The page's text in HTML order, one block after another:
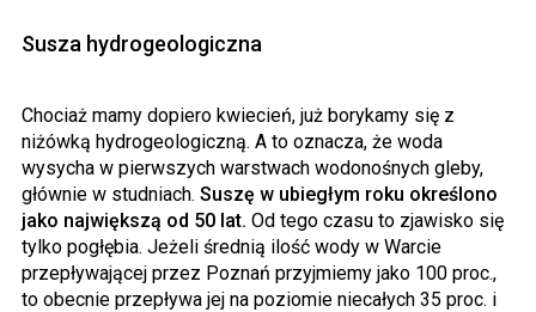
Susza hydrogeologiczna
Chociaż mamy dopiero kwiecień, już borykamy się z
niżówką hydrogeologiczną. A to oznacza, że woda
wysycha w pierwszych warstwach wodonośnych gleby,
głównie w studniach. Suszę w ubiegłym roku określono
jako największą od 50 lat. Od tego czasu to zjawisko się
tylko pogłębia. Jeżeli średnią ilość wody w Warcie
przepływającej przez Poznań przyjmiemy jako 100 proc.,
to obecnie przepływa jej na poziomie niecałych 35 proc. i